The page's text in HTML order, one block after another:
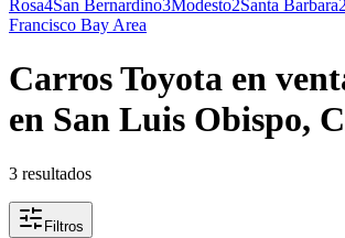
Rosa4San Bernardino3Modesto2Santa Barbara2
Francisco Bay Area
Carros Toyota en
en San Luis Obispo,
3 resultados
Filtros